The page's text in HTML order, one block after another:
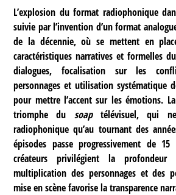
L’explosion du format radiophonique
suivie par l’invention d’un format
de la décennie, où se mettent en
caractéristiques narratives et formelles du
dialogues, focalisation sur les
personnages et utilisation systématique
pour mettre l’accent sur les émotions.
triomphe du soaptélévisuel, qui
radiophonique qu’au tournant des
épisodes passe progressivement de
créateurs privilégient la
multiplication des personnages et des
mise en scène favorise la transparence